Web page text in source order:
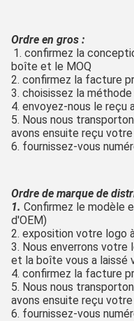
Ordre en gros :
1. confirmez la
boîte et le MOQ
2. confirmez la facture
3. choisissez la
4. envoyez-nous le reçu
5. Nous nous
avons ensuite reçu
6. fournissez-vous
Ordre de marque de
1. Confirmez le modèle
d'OEM)
2. exposition votre logo
3. Nous enverrons votre
et la boîte vous a laissé
4. confirmez la facture
5. Nous nous
avons ensuite reçu
6. fournissez-vous